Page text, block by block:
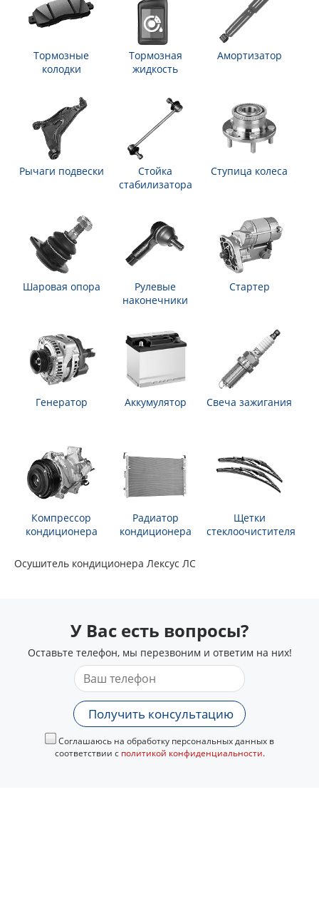
Тормозные
колодки
Тормозная
жидкость
Амортизатор
Рычаги подвески
Стойка
стабилизатора
Ступица колеса
Шаровая опора
Рулевые
наконечники
Стартер
Генератор Аккумулятор Свеча зажигания
Компрессор
кондиционера
Радиатор
кондиционера
Щетки
стеклоочистителя
Осушитель кондиционера Лексус ЛС
У Вас есть вопросы?
Оставьте телефон, мы перезвоним и ответим на них!
Получить консультацию
Соглашаюсь на обработку персональных данных в
соответствии с политикой конфиденциальности.